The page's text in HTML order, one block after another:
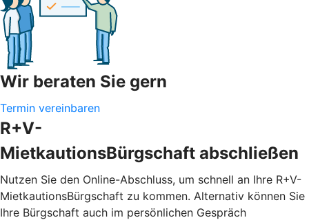
Wir beraten Sie gern
Termin vereinbaren
R+V-
MietkautionsBürgschaft abschließen
Nutzen Sie den Online-Abschluss, um schnell an Ihre R+V-
MietkautionsBürgschaft zu kommen. Alternativ können Sie
Ihre Bürgschaft auch im persönlichen Gespräch